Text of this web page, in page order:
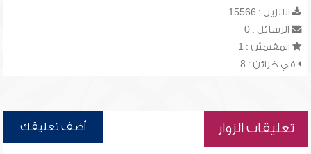
التنزيل : 15566
الرسائل : 0
المقيميّن : 1
في خزائن : 8
تعليقات الزوار أضف تعليقك